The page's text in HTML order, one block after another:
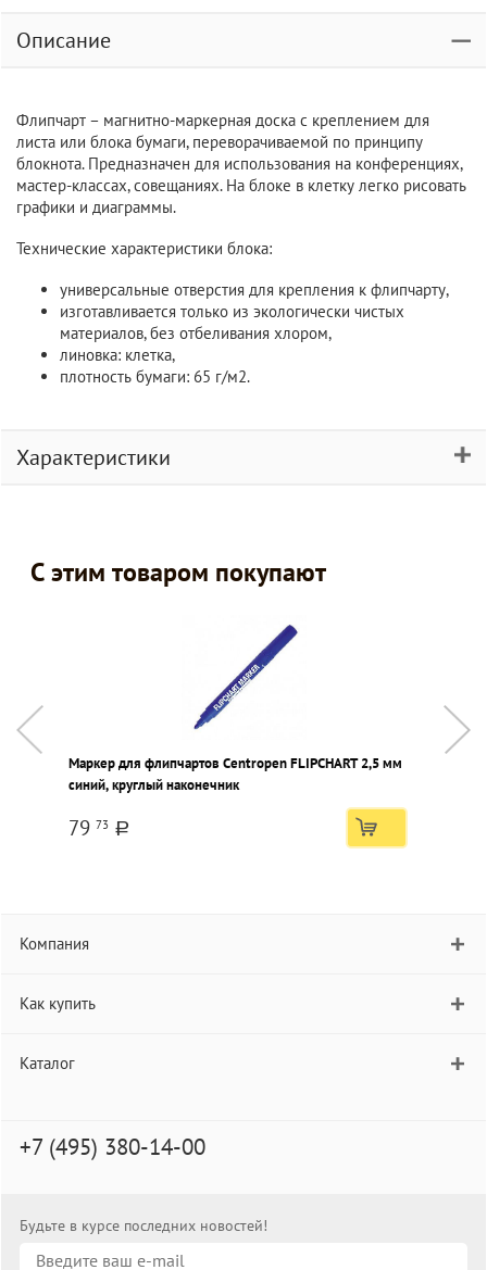
Описание
Флипчарт – магнитно-маркерная доска с креплением для
листа или блока бумаги, переворачиваемой по принципу
блокнота. Предназначен для использования на конференциях,
мастер-классах, совещаниях. На блоке в клетку легко рисовать
графики и диаграммы.
Технические характеристики блока:
универсальные отверстия для крепления к флипчарту,
изготавливается только из экологически чистых
материалов, без отбеливания хлором,
линовка: клетка,
плотность бумаги: 65 г/м2.
Характеристики
С этим товаром покупают
Маркер для флипчартов Centropen FLIPCHART 2,5 мм
синий, круглый наконечник
79 73 a
Компания
Как купить
Каталог
+7 (495) 380-14-00
Будьте в курсе последних новостей!